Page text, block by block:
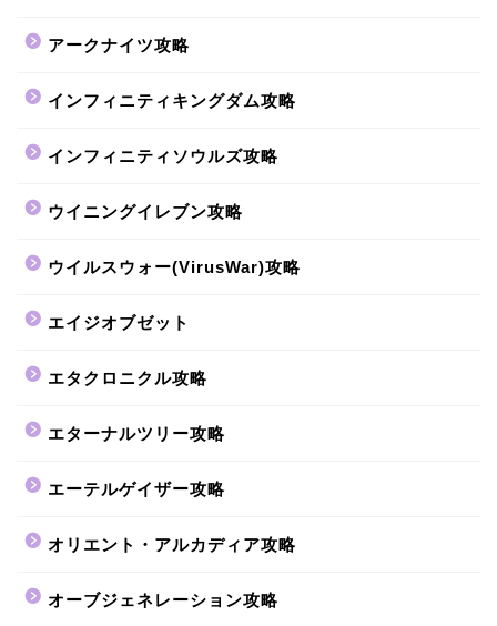
アークナイツ攻略
インフィニティキングダム攻略
インフィニティソウルズ攻略
ウイニングイレブン攻略
ウイルスウォー(VirusWar)攻略
エイジオブゼット
エタクロニクル攻略
エターナルツリー攻略
エーテルゲイザー攻略
オリエント・アルカディア攻略
オーブジェネレーション攻略